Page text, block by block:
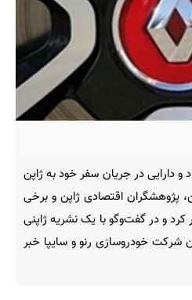
و دارایی در جریان سفر خود به ژاپن
پژوهشگران اقتصادی ژاپن و برخی
و در گفت‌وگو با یک نشریه ژاپنی
شرکت خودروسازی رنو و سایپا خبر